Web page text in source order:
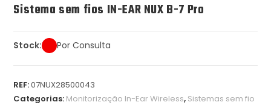
Sistema sem fios IN-EAR NUX B-7 Pro
Stock: Por Consulta
REF:07NUX28500043
Categorias: Monitorização In-Ear Wireless, Sistemas sem fio